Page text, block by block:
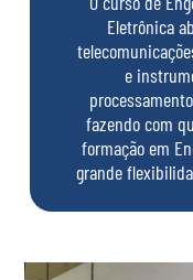
Eletrônica
e
fazendo com
formação em
grande